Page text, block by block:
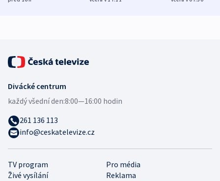
TV program
Pro média
Živé vysílání
Reklama
Divácké centrum
každý všední den:8:00—16:00 hodin
261 136 113
info@ceskatelevize.cz